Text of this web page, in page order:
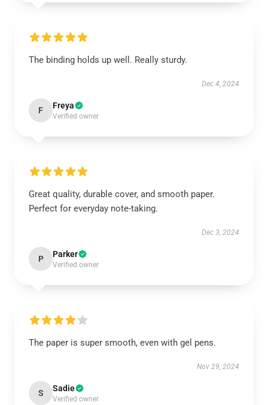
The binding holds up well. Really sturdy.
Dec 4, 2024
F Freya
Verified owner
Great quality, durable cover, and smooth paper.
Perfect for everyday note-taking.
Dec 3, 2024
P Parker
Verified owner
The paper is super smooth, even with gel pens.
Nov 29, 2024
S Sadie
Verified owner